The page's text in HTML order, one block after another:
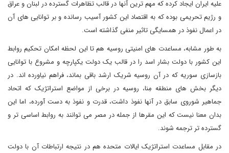
علیه ایران ایجاد کرده که مهم ترین آنها در قالب تظاهرات گسترده در لبنان و عراق
و رژیم تحریمی بوده که به اقتصاد این کشور آسیب رسانده و بر توانایی های آن
در اعمال نفوذ در همسایگی تاثیر منفی گذاشته است.
به طور مشابه، مساعدت های امنیتی روسیه هم تا این لحظه امکان تحکیم روابط
این کشور با دولت بشار اسد را در قالب یک دولت یکپارچه و مشروع با توانایی
بازسازی سوریه که در آن روسیه شریک ارشد باقی بماند، فراهم نیاورده اند. در
دیگر بخش های منطقه مِنا، روسیه در برخی از مواضع استراتژیک که اتحاد
جماهیر شوروی سابق در آنها نفوذ داشت، قدرت و نفوذ به دست آورده، اما این
بدان معنا نیست که این مقرها از جمله در مصر می توانند به روابط اساسی تر و
گسترده تر ترجمه شوند.
در مقابل مساعدت استراتژیک ایالات متحده هم در نتیجه ارتباطات آن با دولت